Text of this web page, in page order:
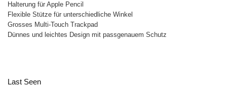
Halterung für Apple Pencil
Flexible Stütze für unterschiedliche Winkel
Grosses Multi-Touch Trackpad
Dünnes und leichtes Design mit passgenauem Schutz
Last Seen